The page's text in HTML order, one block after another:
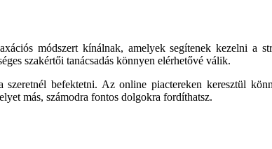
módszert kínálnak, amelyek segítenek kezelni a
szakértői tanácsadás könnyen elérhetővé válik.
befektetni. Az online piactereken keresztül
más, számodra fontos dolgokra fordíthatsz.